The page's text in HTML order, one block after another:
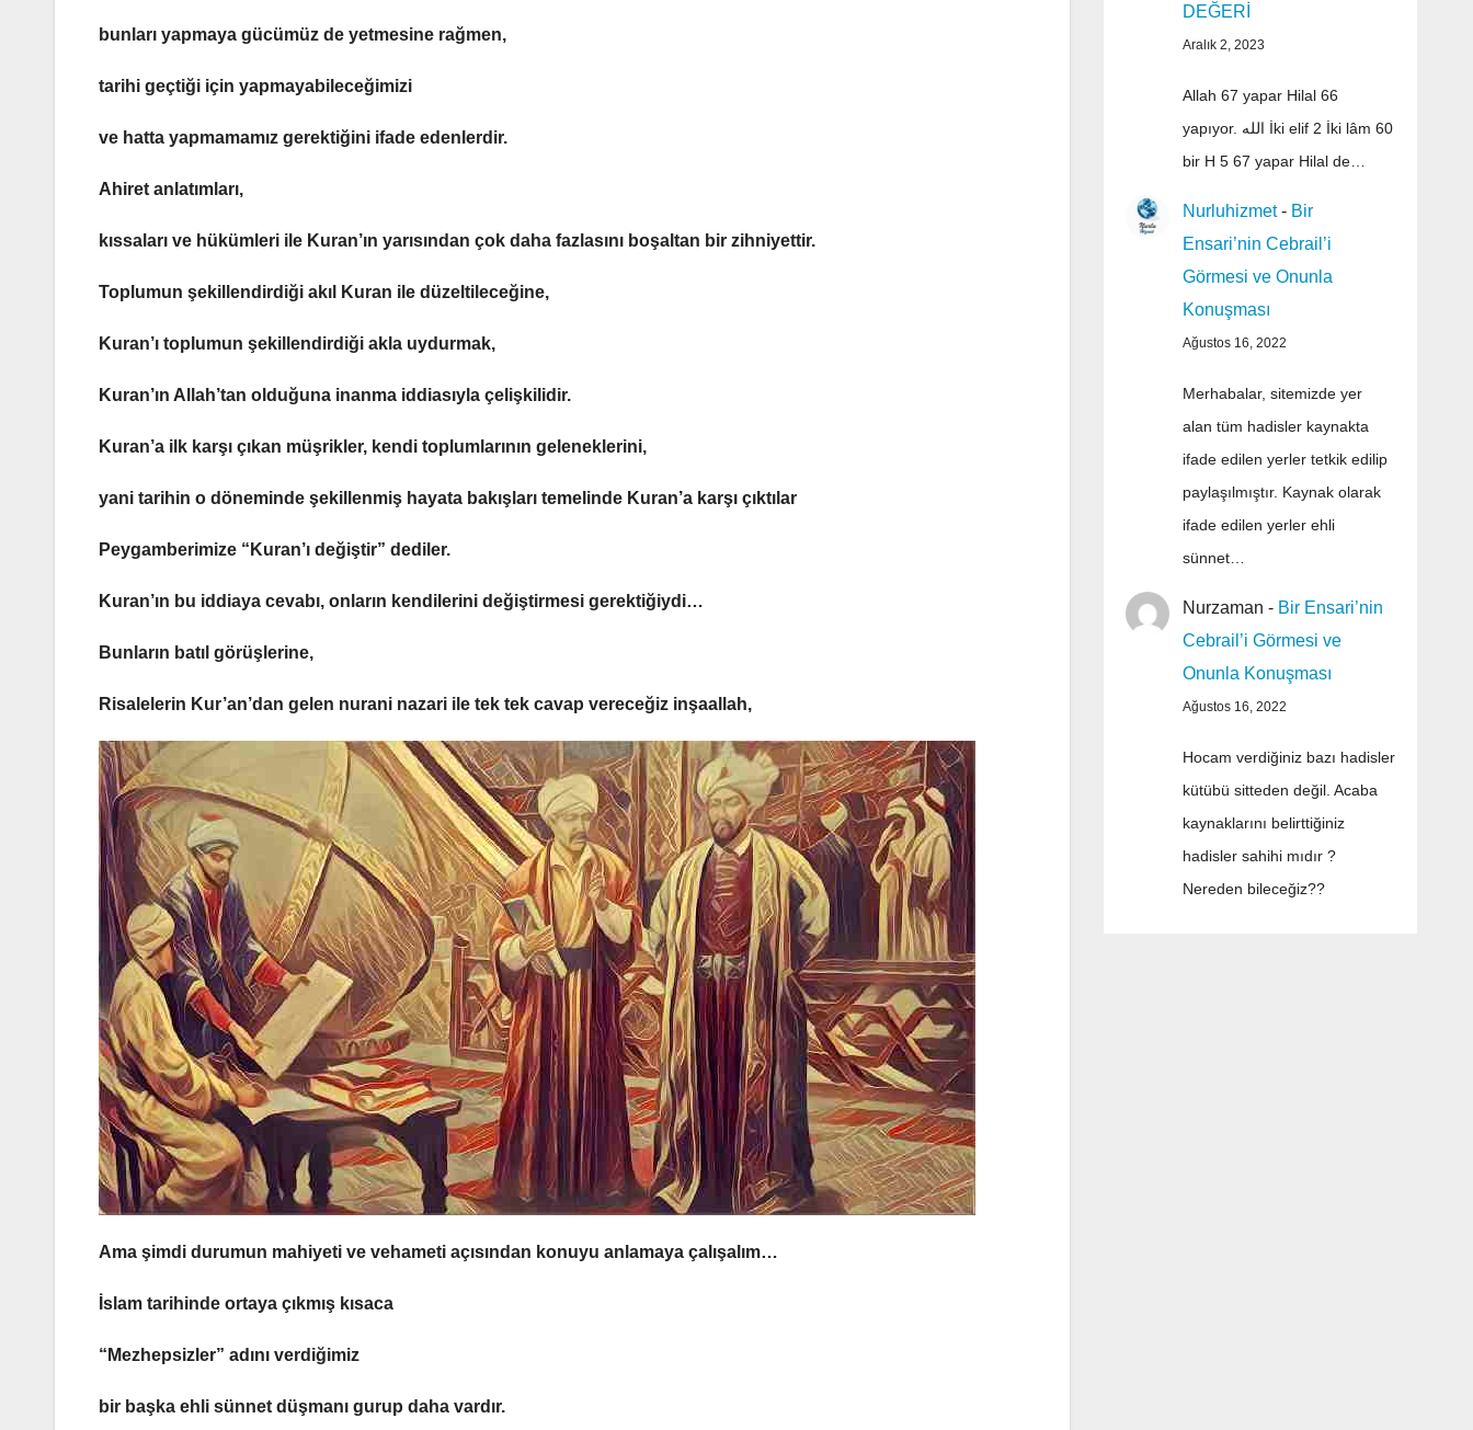
bunları yapmaya gücümüz de yetmesine rağmen,
tarihi geçtiği için yapmayabileceğimizi
ve hatta yapmamamız gerektiğini ifade edenlerdir.
Ahiret anlatımları,
kıssaları ve hükümleri ile Kuran’ın yarısından çok daha fazlasını boşaltan bir zihniyettir.
Toplumun şekillendirdiği akıl Kuran ile düzeltileceğine,
Kuran’ı toplumun şekillendirdiği akla uydurmak,
Kuran’ın Allah’tan olduğuna inanma iddiasıyla çelişkilidir.
Kuran’a ilk karşı çıkan müşrikler, kendi toplumlarının geleneklerini,
yani tarihin o döneminde şekillenmiş hayata bakışları temelinde Kuran’a karşı çıktılar
Peygamberimize “Kuran’ı değiştir” dediler.
Kuran’ın bu iddiaya cevabı, onların kendilerini değiştirmesi gerektiğiydi…
Bunların batıl görüşlerine,
Risalelerin Kur’an’dan gelen nurani nazari ile tek tek cavap vereceğiz inşaallah,
Ama şimdi durumun mahiyeti ve vehameti açısından konuyu anlamaya çalışalım…
İslam tarihinde ortaya çıkmış kısaca
“Mezhepsizler” adını verdiğimiz
bir başka ehli sünnet düşmanı gurup daha vardır.
DEĞERİ
Aralık 2, 2023
Allah 67 yapar Hilal 66
yapıyor. الله İki elif 2 İki lâm 60
bir H 5 67 yapar Hilal de…
Nurluhizmet- Bir
Ensari’nin Cebrail’i
Görmesi ve Onunla
Konuşması
Ağustos 16, 2022
Merhabalar, sitemizde yer
alan tüm hadisler kaynakta
ifade edilen yerler tetkik edilip
paylaşılmıştır. Kaynak olarak
ifade edilen yerler ehli
sünnet…
Nurzaman - Bir Ensari’nin
Cebrail’i Görmesi ve
Onunla Konuşması
Ağustos 16, 2022
Hocam verdiğiniz bazı hadisler
kütübü sitteden değil. Acaba
kaynaklarını belirttiğiniz
hadisler sahihi mıdır ?
Nereden bileceğiz??